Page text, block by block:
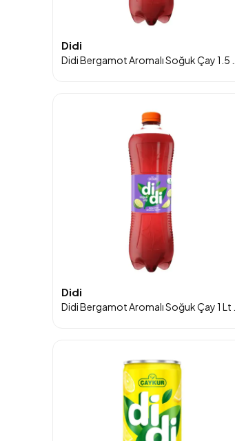
Didi
Didi